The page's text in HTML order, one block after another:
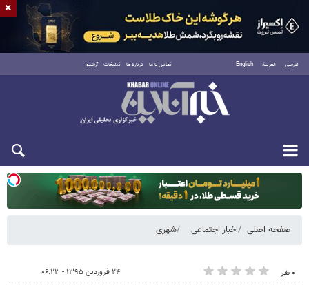
فارسی العربية English تماس با ما درباره ما تبلیغات آرشیو
یکشنبه ۱۸ مرداد ۱۴۰۵
صفحه اصلی اخبار اجتماعی شهری
۰ نفر ۲۴ فروردین ۱۳۹۵ - ۰۶:۲۳
×